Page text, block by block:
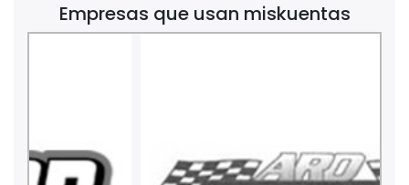
Empresas que usan miskuentas